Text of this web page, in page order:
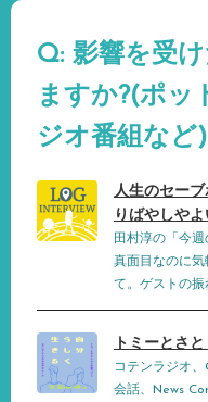
Q: 影響を受
ますか?(ポッ
ジオ番組など)
人生のセー
りばやしやよ
田村淳の「今
真面目なのに気
て。ゲストの振
トミーとさ
コテンラジオ
会話、News